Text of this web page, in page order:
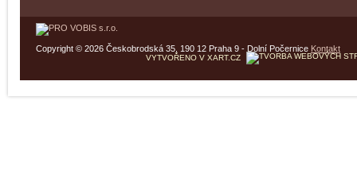
Copyright © 2026 Českobrodská 35, 190 12 Praha 9 - Dolní Počernice Kontakt
VYTVOŘENO V XART.CZ